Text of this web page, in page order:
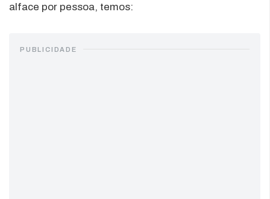
alface por pessoa, temos:
PUBLICIDADE